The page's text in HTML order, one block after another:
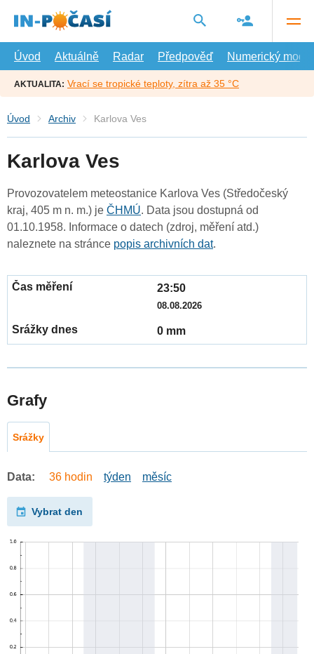
hlavní
Úvod
Aktuálně Radar Předpověď Numerický model
AKTUALITA: Vrací se tropické teploty, zítra až 35 °C
Úvod Archiv Karlova Ves
Karlova Ves
Provozovatelem meteostanice Karlova Ves (Středočeský
kraj, 405 m n. m.) je ČHMÚ. Data jsou dostupná od
01.10.1958. Informace o datech (zdroj, měření atd.)
naleznete na stránce popis archivních dat.
23:50
08.08.2026
0 mm
Grafy
Srážky
Data: 36 hodin týden měsíc
Vybrat den